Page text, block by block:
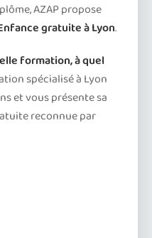
AZAP propose
gratuite à Lyon.
formation, à quel
spécialisé à Lyon
et vous présente sa
reconnue par